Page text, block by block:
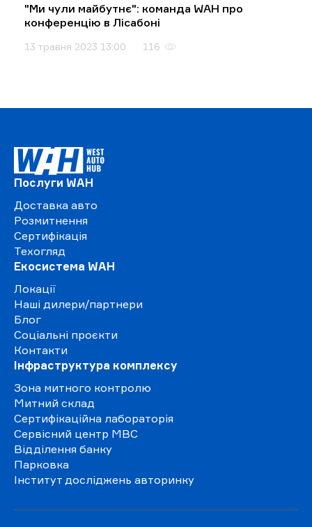
"Ми чули майбутнє": команда WAH про
конференцію в Лісабоні
13 травня 2023 13:00 116
Послуги WAH
Доставка авто
Розмитнення
Сертифікація
Техогляд
Екосистема WAH
Локації
Наші дилери/партнери
Блог
Соціальні проєкти
Контакти
Інфраструктура комплексу
Зона митного контролю
Митний склад
Сертифікаційна лабораторія
Сервісний центр МВС
Відділення банку
Парковка
Інститут досліджень авторинку